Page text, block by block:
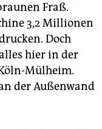
Fraß.
3,2 Millionen
Doch
hier in der
Mülheim.
der Außenwand